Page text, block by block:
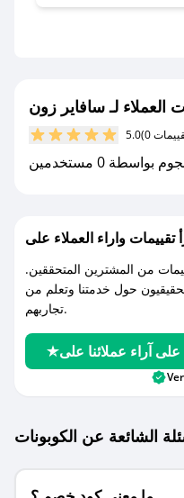
جديد.
على كل مشترياتك مع
العملاء لـ سافاير زون
5.0
من المشترين المتحققين.
حول خدمتنا وتعلم من
تجاربهم.
الشائعة عن الكوبونات